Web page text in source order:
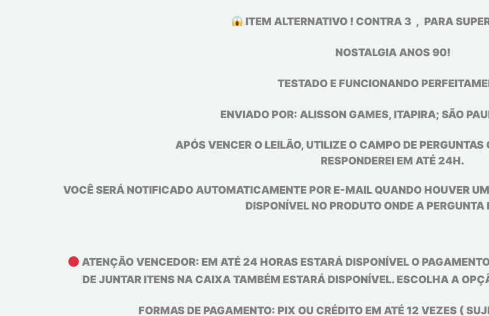
ITEM ALTERNATIVO ! CONTRA 3 , PARA
NOSTALGIA ANOS 90!
TESTADO E FUNCIONANDO
ENVIADO POR: ALISSON GAMES, ITAPIRA; SÃO
APÓS VENCER O LEILÃO, UTILIZE O CAMPO DE
RESPONDEREI EM ATÉ 24H.
VOCÊ SERÁ NOTIFICADO AUTOMATICAMENTE POR E-MAIL QUANDO HOUVER
DISPONÍVEL NO PRODUTO ONDE A PERGUNTA
ATENÇÃO VENCEDOR: EM ATÉ 24 HORAS ESTARÁ DISPONÍVEL O
DE JUNTAR ITENS NA CAIXA TAMBÉM ESTARÁ DISPONÍVEL. ESCOLHA A
FORMAS DE PAGAMENTO: PIX OU CRÉDITO EM ATÉ 12 VEZES (